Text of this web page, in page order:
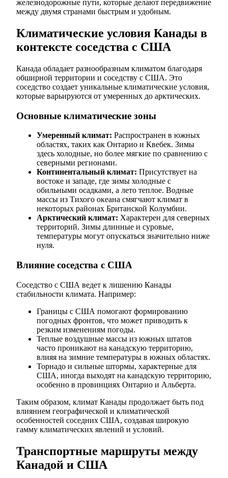
железнодорожные пути, которые делают передвижение
между двумя странами быстрым и удобным.
Климатические условия Канады в
контексте соседства с США
Канада обладает разнообразным климатом благодаря
обширной территории и соседству с США. Это
соседство создает уникальные климатические условия,
которые варьируются от умеренных до арктических.
Основные климатические зоны
Умеренный климат: Распространен в южных
областях, таких как Онтарио и Квебек. Зимы
здесь холодные, но более мягкие по сравнению с
северными регионами.
Континентальный климат: Присутствует на
востоке и западе, где зимы холодные с
обильными осадками, а лето теплое. Водные
массы из Тихого океана смягчают климат в
некоторых районах Британской Колумбии.
Арктический климат: Характерен для северных
территорий. Зимы длинные и суровые,
температуры могут опускаться значительно ниже
нуля.
Влияние соседства с США
Соседство с США ведет к лишению Канады
стабильности климата. Например:
Границы с США помогают формированию
погодных фронтов, что может приводить к
резким изменениям погоды.
Теплые воздушные массы из южных штатов
часто проникают на канадскую территорию,
влияя на зимние температуры в южных областях.
Торнадо и сильные штормы, характерные для
США, иногда выходят на канадскую территорию,
особенно в провинциях Онтарио и Альберта.
Таким образом, климат Канады продолжает быть под
влиянием географической и климатической
особенностей соседних США, создавая широкую
гамму климатических явлений и условий.
Транспортные маршруты между
Канадой и США